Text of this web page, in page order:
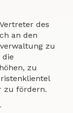
des
an den
zu
die
zu
zu fördern.